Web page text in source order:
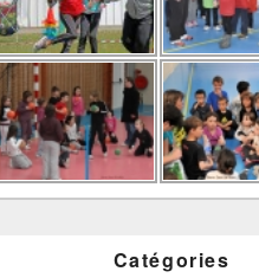
Catégories